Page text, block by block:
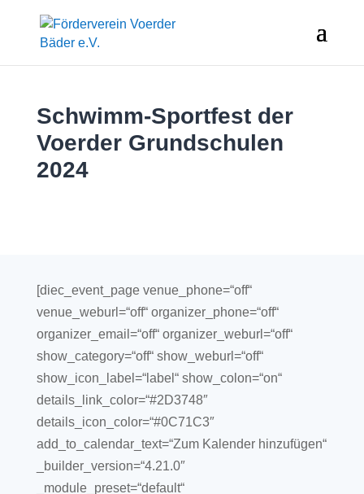
Schwimm-Sportfest der
Voerder Grundschulen
2024
[diec_event_page venue_phone=“off“
venue_weburl=“off“ organizer_phone=“off“
organizer_email=“off“ organizer_weburl=“off“
show_category=“off“ show_weburl=“off“
show_icon_label=“label“ show_colon=“on“
details_link_color=“#2D3748″
details_icon_color=“#0C71C3″
add_to_calendar_text=“Zum Kalender hinzufügen“
_builder_version=“4.21.0″
_module_preset=“default“